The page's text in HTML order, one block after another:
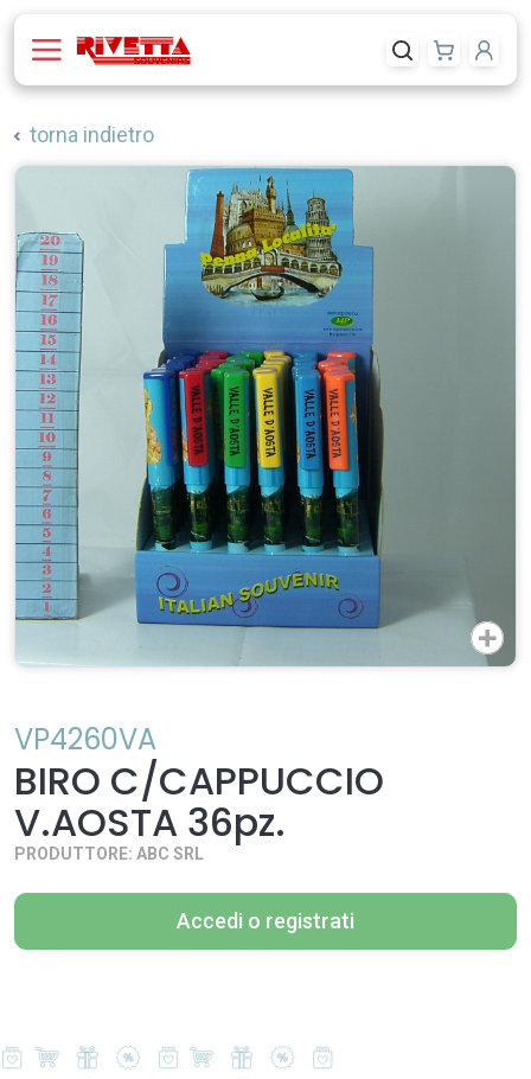
torna indietro
VP4260VA
BIRO C/CAPPUCCIO
V.AOSTA 36pz.
PRODUTTORE: ABC SRL
Accedi o registrati